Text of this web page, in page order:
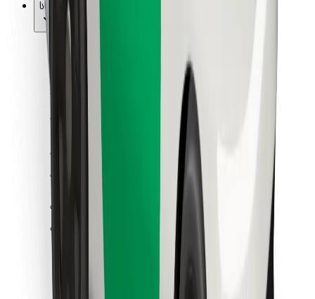
სხვა
მომწოდებლები
მიიღე მომსახურება რამდენიმე წუთში!
გადმოწერე Bolt
იპოვე შენი საყვარელი კერძები!
გადმოწერე Bolt Food